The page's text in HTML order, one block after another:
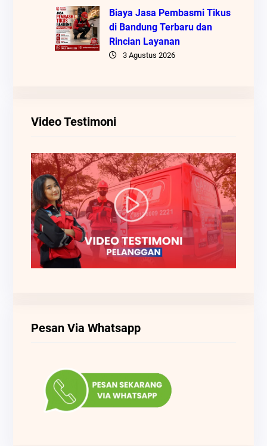
Biaya Jasa Pembasmi Tikus
di Bandung Terbaru dan
Rincian Layanan
3 Agustus 2026
Video Testimoni
Pesan Via Whatsapp